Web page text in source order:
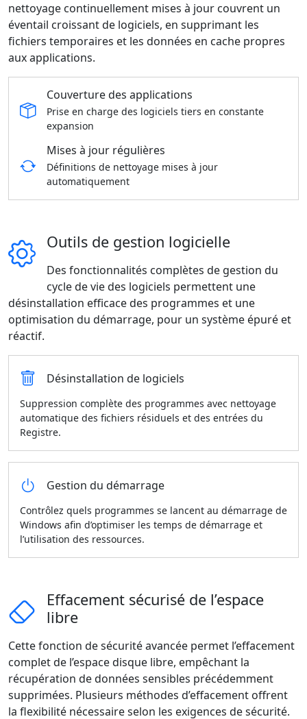
nettoyage continuellement mises à jour couvrent un
éventail croissant de logiciels, en supprimant les
fichiers temporaires et les données en cache propres
aux applications.
Couverture des applications
Prise en charge des logiciels tiers en constante
expansion
Mises à jour régulières
Définitions de nettoyage mises à jour
automatiquement
Outils de gestion logicielle
Des fonctionnalités complètes de gestion du
cycle de vie des logiciels permettent une
désinstallation efficace des programmes et une
optimisation du démarrage, pour un système épuré et
réactif.
Désinstallation de logiciels
Suppression complète des programmes avec nettoyage
automatique des fichiers résiduels et des entrées du
Registre.
Gestion du démarrage
Contrôlez quels programmes se lancent au démarrage de
Windows afin d’optimiser les temps de démarrage et
l’utilisation des ressources.
Effacement sécurisé de l’espace
libre
Cette fonction de sécurité avancée permet l’effacement
complet de l’espace disque libre, empêchant la
récupération de données sensibles précédemment
supprimées. Plusieurs méthodes d’effacement offrent
la flexibilité nécessaire selon les exigences de sécurité.